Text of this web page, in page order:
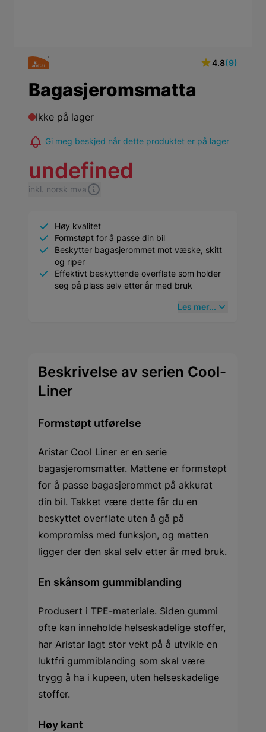
4.8(9)
Bagasjeromsmatta
Ikke på lager
Gi meg beskjed når dette produktet er på lager
undefined
inkl. norsk mva
Høy kvalitet
Formstøpt for å passe din bil
Beskytter bagasjerommet mot væske, skitt
og riper
Effektivt beskyttende overflate som holder
seg på plass selv etter år med bruk
Les mer...
Beskrivelse av serien Cool-
Liner
Formstøpt utførelse
Aristar Cool Liner er en serie
bagasjeromsmatter. Mattene er formstøpt
for å passe bagasjerommet på akkurat
din bil. Takket være dette får du en
beskyttet overflate uten å gå på
kompromiss med funksjon, og matten
ligger der den skal selv etter år med bruk.
En skånsom gummiblanding
Produsert i TPE-materiale. Siden gummi
ofte kan inneholde helseskadelige stoffer,
har Aristar lagt stor vekt på å utvikle en
luktfri gummiblanding som skal være
trygg å ha i kupeen, uten helseskadelige
stoffer.
Høy kant